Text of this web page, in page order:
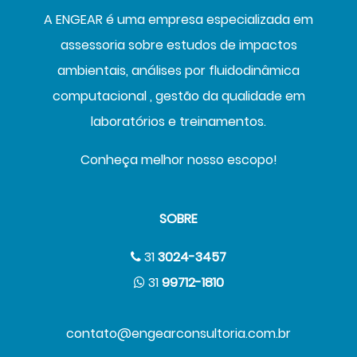
A ENGEAR é uma empresa especializada em
assessoria sobre estudos de impactos
ambientais, análises por fluidodinâmica
computacional , gestão da qualidade em
laboratórios e treinamentos.
Conheça melhor nosso escopo!
SOBRE
313024-3457
3199712-1810
contato@engearconsultoria.com.br